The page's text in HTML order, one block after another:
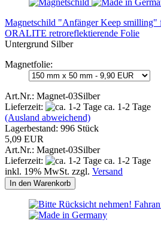
Magnetschild "Anfänger Keep smilling"
ORALITE retroreflektierende Folie
Untergrund Silber
Magnetfolie:
Art.Nr.: Magnet-03Silber
Lieferzeit:
ca. 1-2 Tage
(Ausland abweichend)
Lagerbestand: 996 Stück
5,09 EUR
Art.Nr.: Magnet-03Silber
Lieferzeit:
ca. 1-2 Tage
inkl. 19% MwSt. zzgl. Versand
In den Warenkorb